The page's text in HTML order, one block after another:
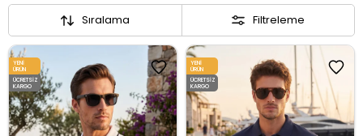
Filtreleme
Sıralama
YENI
ÜRÜN
ÜCRETSIZ
KARGO
YENI
ÜRÜN
ÜCRETSIZ
KARGO